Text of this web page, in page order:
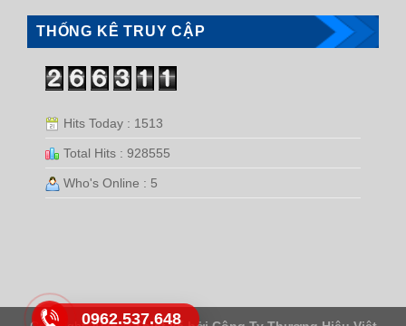
THỐNG KÊ TRUY CẬP
Hits Today : 1513
Total Hits : 928555
Who's Online : 5
0962.537.648